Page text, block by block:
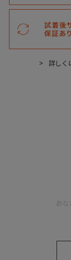
詳しく
あ